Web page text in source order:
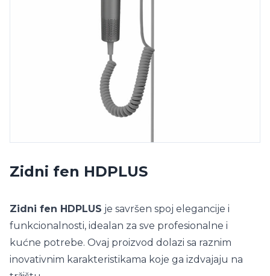
Zidni fen HDPLUS
Zidni fen HDPLUS je savršen spoj elegancije i
funkcionalnosti, idealan za sve profesionalne i
kućne potrebe. Ovaj proizvod dolazi sa raznim
inovativnim karakteristikama koje ga izdvajaju na